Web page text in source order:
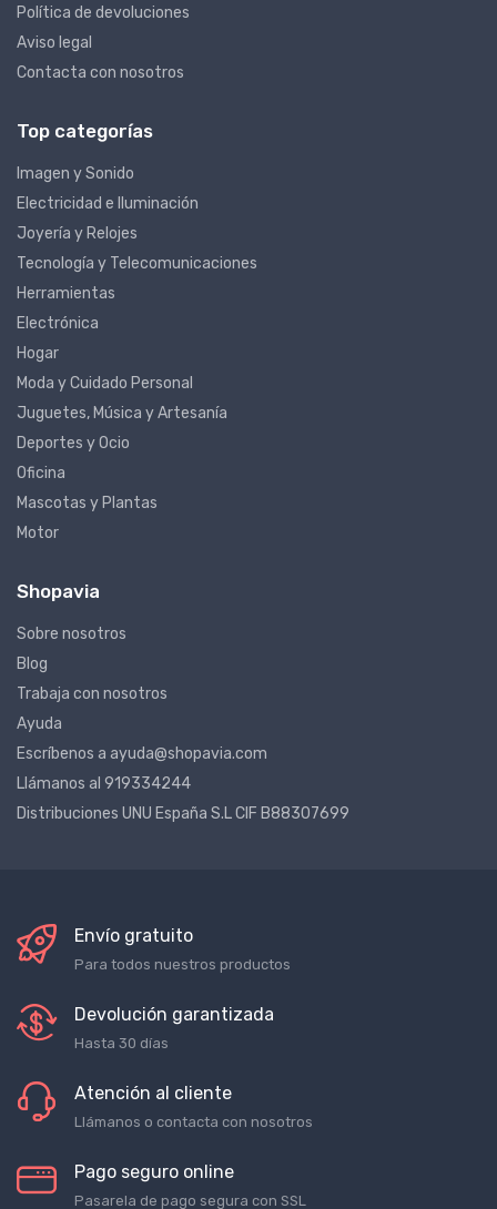
Política de devoluciones
Aviso legal
Contacta con nosotros
Top categorías
Imagen y Sonido
Electricidad e Iluminación
Joyería y Relojes
Tecnología y Telecomunicaciones
Herramientas
Electrónica
Hogar
Moda y Cuidado Personal
Juguetes, Música y Artesanía
Deportes y Ocio
Oficina
Mascotas y Plantas
Motor
Shopavia
Sobre nosotros
Blog
Trabaja con nosotros
Ayuda
Escríbenos a ayuda@shopavia.com
Llámanos al 919334244
Distribuciones UNU España S.L CIF B88307699
Envío gratuito
Para todos nuestros productos
Devolución garantizada
Hasta 30 días
Atención al cliente
Llámanos o contacta con nosotros
Pago seguro online
Pasarela de pago segura con SSL